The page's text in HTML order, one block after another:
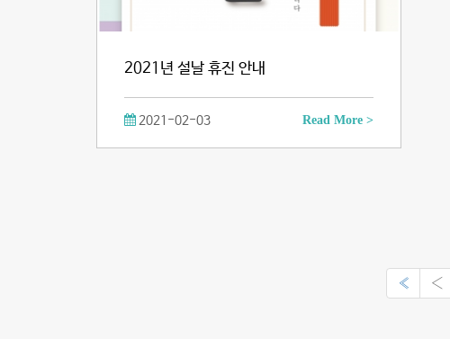
2021년 설날 휴진 안내
2021-02-03 Read More >
« ‹